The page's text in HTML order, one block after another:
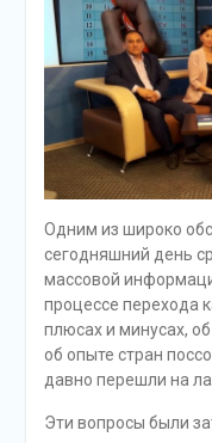
Одним из широко
сегодняшний день
массовой
процессе перехода
плюсах и минусах,
об опыте стран
давно перешли на
Эти вопросы были